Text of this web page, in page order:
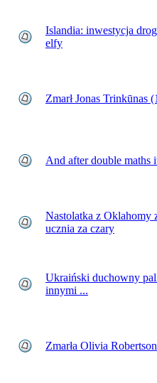
Islandia: inwestycja
elfy
Zmarł Jonas Trinkūnas
And after double maths
Nastolatka z Oklahomy
ucznia za czary
Ukraiński duchowny
innymi ...
Zmarła Olivia Robertson